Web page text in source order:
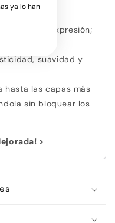
y líneas de expresión;
suavidad y
hasta las capas más
sin bloquear los
>
ya lo han